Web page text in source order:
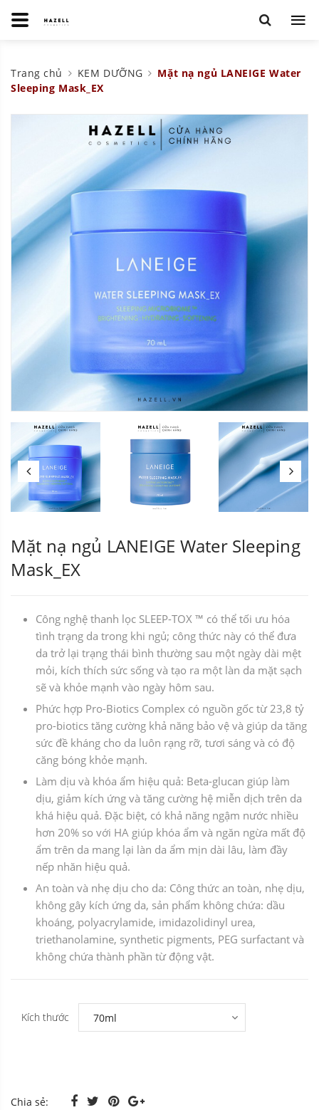
Trang chủ KEM DƯỠNG
Mặt nạ ngủ LANEIGE Water
Sleeping Mask_EX
Mặt nạ ngủ LANEIGE Water Sleeping
Mask_EX
Công nghệ thanh lọc SLEEP-TOX ™ có thể tối ưu hóa
tình trạng da trong khi ngủ; công thức này có thể đưa
da trở lại trạng thái bình thường sau một ngày dài mệt
mỏi, kích thích sức sống và tạo ra một làn da mặt sạch
sẽ và khỏe mạnh vào ngày hôm sau.
Phức hợp Pro-Biotics Complex có nguồn gốc từ 23,8 tỷ
pro-biotics tăng cường khả năng bảo vệ và giúp da tăng
sức đề kháng cho da luôn rạng rỡ, tươi sáng và có độ
căng bóng khỏe mạnh.
Làm dịu và khóa ẩm hiệu quả: Beta-glucan giúp làm
dịu, giảm kích ứng và tăng cường hệ miễn dịch trên da
khá hiệu quả. Đặc biệt, có khả năng ngậm nước nhiều
hơn 20% so với HA giúp khóa ẩm và ngăn ngừa mất độ
ẩm trên da mang lại làn da ẩm mịn dài lâu, làm đầy
nếp nhăn hiệu quả.
An toàn và nhẹ dịu cho da: Công thức an toàn, nhẹ dịu,
không gây kích ứng da, sản phẩm không chứa: dầu
khoáng, polyacrylamide, imidazolidinyl urea,
triethanolamine, synthetic pigments, PEG surfactant và
không chứa thành phần từ động vật.
Kích thước
Chia sẻ: